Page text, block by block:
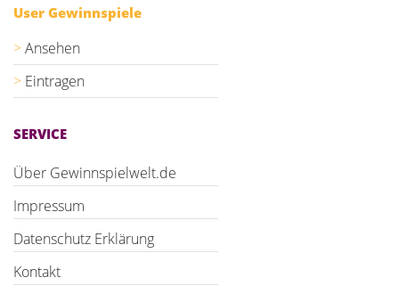
User Gewinnspiele
Ansehen
Eintragen
SERVICE
Über Gewinnspielwelt.de
Impressum
Datenschutz Erklärung
Kontakt